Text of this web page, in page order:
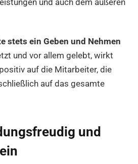
und auch dem äußeren
stets ein Geben und Nehmen
und vor allem gelebt, wirkt
auf die Mitarbeiter, die
auf das gesamte
und